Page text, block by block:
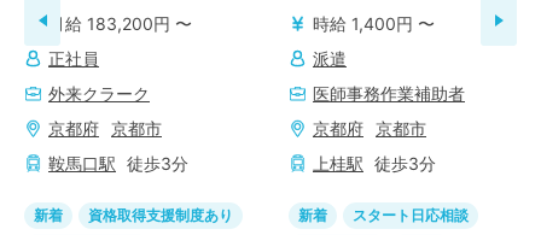
月給 183,200円 〜
正社員
外来クラーク
京都府 京都市
鞍馬口駅 徒歩3分
新着
資格取得支援制度あり
時給 1,400円 〜
派遣
医師事務作業補助者
京都府 京都市
上桂駅 徒歩3分
新着
スタート日応相談